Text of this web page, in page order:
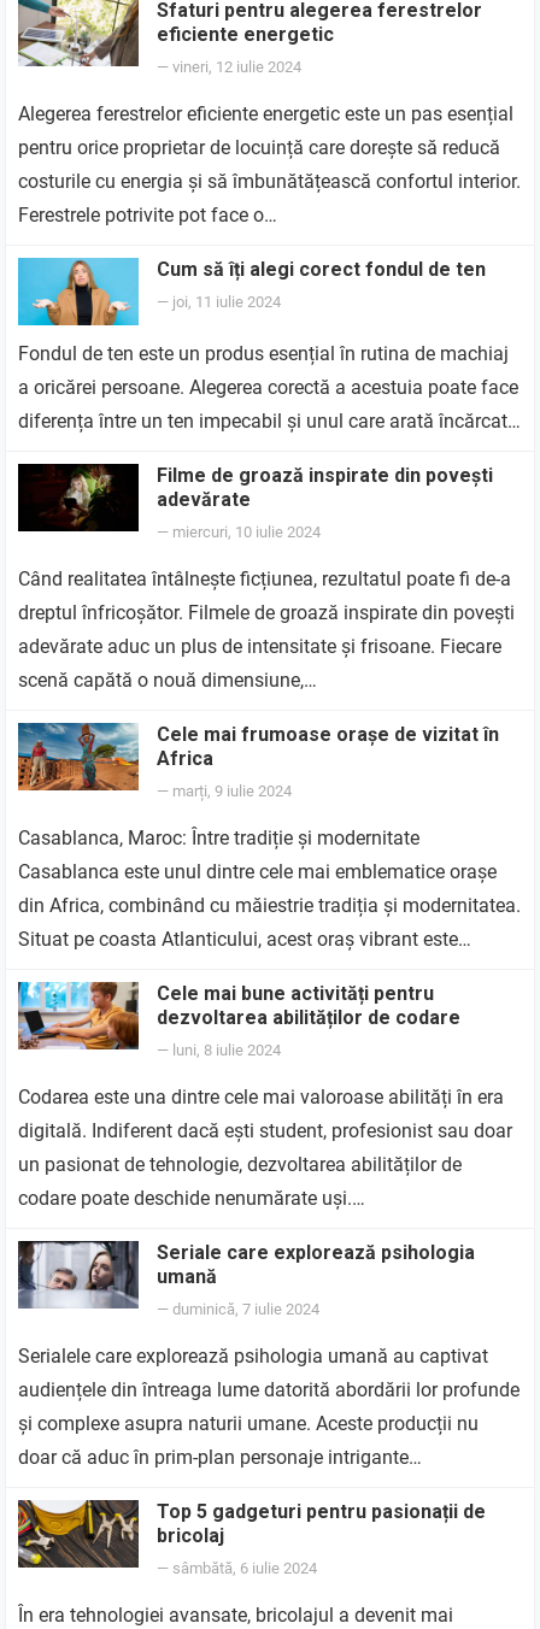
Sfaturi pentru alegerea ferestrelor
eficiente energetic
—vineri, 12 iulie 2024
Alegerea ferestrelor eficiente energetic este un pas esențial
pentru orice proprietar de locuință care dorește să reducă
costurile cu energia și să îmbunătățească confortul interior.
Ferestrele potrivite pot face o…
Cum să îți alegi corect fondul de ten
— joi, 11 iulie 2024
Fondul de ten este un produs esențial în rutina de machiaj
a oricărei persoane. Alegerea corectă a acestuia poate face
diferența între un ten impecabil și unul care arată încărcat…
Filme de groază inspirate din povești
adevărate
— miercuri, 10 iulie 2024
Când realitatea întâlnește ficțiunea, rezultatul poate fi de-a
dreptul înfricoșător. Filmele de groază inspirate din povești
adevărate aduc un plus de intensitate și frisoane. Fiecare
scenă capătă o nouă dimensiune,…
Cele mai frumoase orașe de vizitat în
Africa
— marți, 9 iulie 2024
Casablanca, Maroc: Între tradiție și modernitate
Casablanca este unul dintre cele mai emblematice orașe
din Africa, combinând cu măiestrie tradiția și modernitatea.
Situat pe coasta Atlanticului, acest oraș vibrant este…
Cele mai bune activități pentru
dezvoltarea abilităților de codare
— luni, 8 iulie 2024
Codarea este una dintre cele mai valoroase abilități în era
digitală. Indiferent dacă ești student, profesionist sau doar
un pasionat de tehnologie, dezvoltarea abilităților de
codare poate deschide nenumărate uși.…
Seriale care explorează psihologia
umană
—duminică, 7 iulie 2024
Serialele care explorează psihologia umană au captivat
audiențele din întreaga lume datorită abordării lor profunde
și complexe asupra naturii umane. Aceste producții nu
doar că aduc în prim-plan personaje intrigante…
Top 5 gadgeturi pentru pasionații de
bricolaj
— sâmbătă, 6 iulie 2024
În era tehnologiei avansate, bricolajul a devenit mai